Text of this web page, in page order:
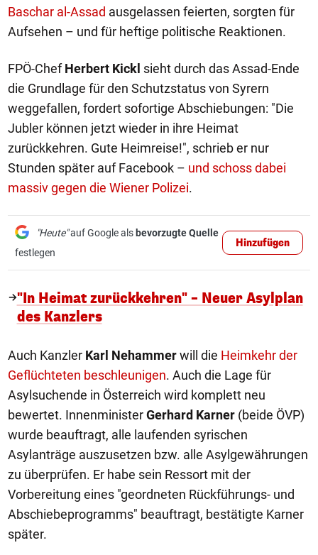
Baschar al-Assad ausgelassen feierten, sorgten für
Aufsehen – und für heftige politische Reaktionen.
FPÖ-ChefHerbert Kickl sieht durch das Assad-Ende
die Grundlage für den Schutzstatus von Syrern
weggefallen, fordert sofortige Abschiebungen: "Die
Jubler können jetzt wieder in ihre Heimat
zurückkehren. Gute Heimreise!", schrieb er nur
Stunden später auf Facebook – und schoss dabei
massiv gegen die Wiener Polizei.
"Heute"auf Google als bevorzugte Quelle
festlegen
Hinzufügen
"In Heimat zurückkehren" – Neuer Asylplan
des Kanzlers
Auch Kanzler Karl Nehammerwill die Heimkehr der
Geflüchteten beschleunigen. Auch die Lage für
Asylsuchende in Österreich wird komplett neu
bewertet. InnenministerGerhard Karner (beide ÖVP)
wurde beauftragt, alle laufenden syrischen
Asylanträge auszusetzen bzw. alle Asylgewährungen
zu überprüfen. Er habe sein Ressort mit der
Vorbereitung eines "geordneten Rückführungs- und
Abschiebeprogramms" beauftragt, bestätigte Karner
später.